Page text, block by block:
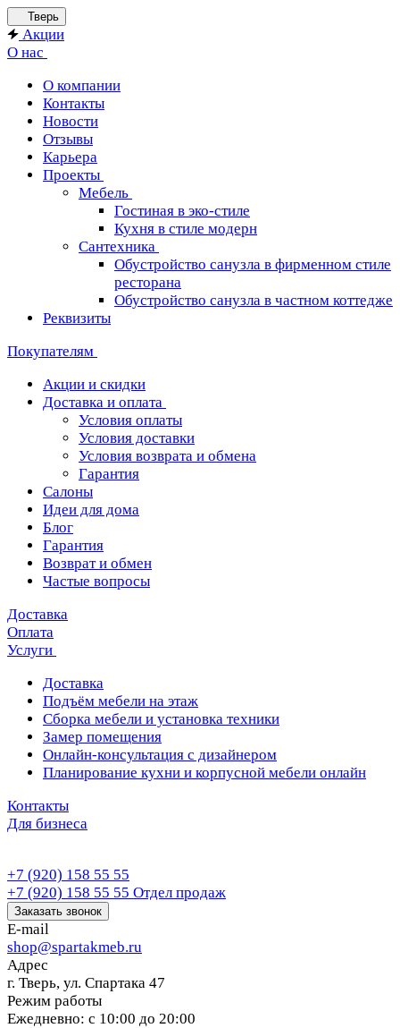
Тверь
Акции
О нас
О компании
Контакты
Новости
Отзывы
Карьера
Проекты
Мебель
Гостиная в эко-стиле
Кухня в стиле модерн
Сантехника
Обустройство санузла в фирменном стиле
ресторана
Обустройство санузла в частном коттедже
Реквизиты
Покупателям
Акции и скидки
Доставка и оплата
Условия оплаты
Условия доставки
Условия возврата и обмена
Гарантия
Салоны
Идеи для дома
Блог
Гарантия
Возврат и обмен
Частые вопросы
Доставка
Оплата
Услуги
Доставка
Подъём мебели на этаж
Сборка мебели и установка техники
Замер помещения
Онлайн-консультация с дизайнером
Планирование кухни и корпусной мебели онлайн
Контакты
Для бизнеса
+7 (920) 158 55 55
+7 (920) 158 55 55 Отдел продаж
Заказать звонок
E-mail
shop@spartakmeb.ru
Адрес
г. Тверь, ул. Спартака 47
Режим работы
Ежедневно: с 10:00 до 20:00